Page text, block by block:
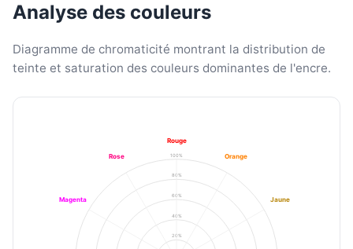
Analyse des couleurs
Diagramme de chromaticité montrant la distribution de
teinte et saturation des couleurs dominantes de l'encre.
20%
40%
60%
80%
100%
Rouge
Orange
Jaune
Magenta
Rose